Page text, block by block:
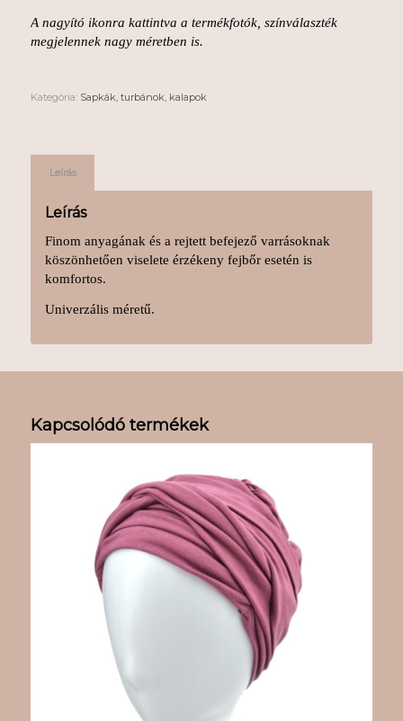
A nagyító ikonra kattintva a termékfotók, színválaszték
megjelennek nagy méretben is.
Kategória: Sapkák, turbánok, kalapok
Leírás
Leírás
Finom anyagának és a rejtett befejező varrásoknak
köszönhetően viselete érzékeny fejbőr esetén is
komfortos.
Univerzális méretű.
Kapcsolódó termékek